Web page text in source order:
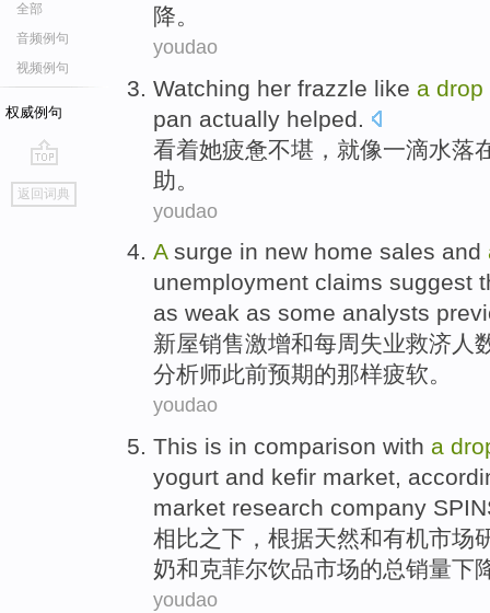
全部
音频例句
视频例句
权威例句
go
top
返回词典
降。
youdao
Watching her frazzle like a drop
pan actually helped
看着她疲惫不堪， 就像一滴水落
助 。
youdao
Asurge in new home sales and
unemployment claims suggest
as weak as some analysts
新屋销售激增和每周失业救济人
分析师此前预期的那样疲软。
youdao
This is in comparison with a
yogurt and kefir market,
market research company
相比之下， 根据天然和有机市场
奶和克菲尔饮品市场的总销量下
youdao